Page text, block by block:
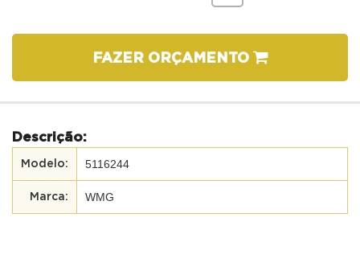
FAZER ORÇAMENTO
Descrição:
5116244
WMG